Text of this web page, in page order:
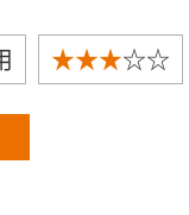
★★★☆☆